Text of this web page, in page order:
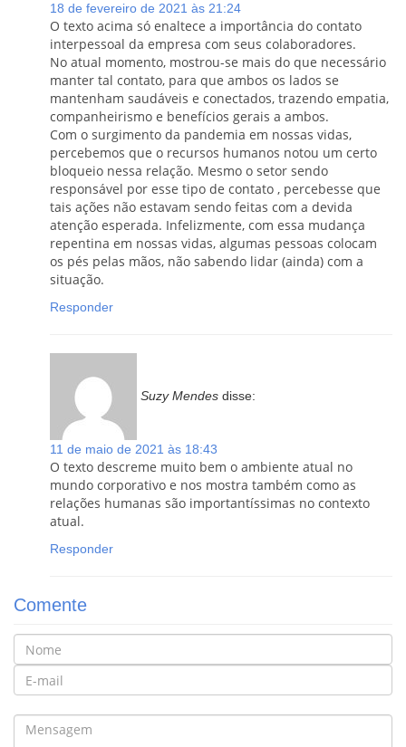
18 de fevereiro de 2021 às 21:24
O texto acima só enaltece a importância do contato
interpessoal da empresa com seus colaboradores.
No atual momento, mostrou-se mais do que necessário
manter tal contato, para que ambos os lados se
mantenham saudáveis e conectados, trazendo empatia,
companheirismo e benefícios gerais a ambos.
Com o surgimento da pandemia em nossas vidas,
percebemos que o recursos humanos notou um certo
bloqueio nessa relação. Mesmo o setor sendo
responsável por esse tipo de contato , percebesse que
tais ações não estavam sendo feitas com a devida
atenção esperada. Infelizmente, com essa mudança
repentina em nossas vidas, algumas pessoas colocam
os pés pelas mãos, não sabendo lidar (ainda) com a
situação.
Responder
Suzy Mendes disse:
11 de maio de 2021 às 18:43
O texto descreme muito bem o ambiente atual no
mundo corporativo e nos mostra também como as
relações humanas são importantíssimas no contexto
atual.
Responder
Comente